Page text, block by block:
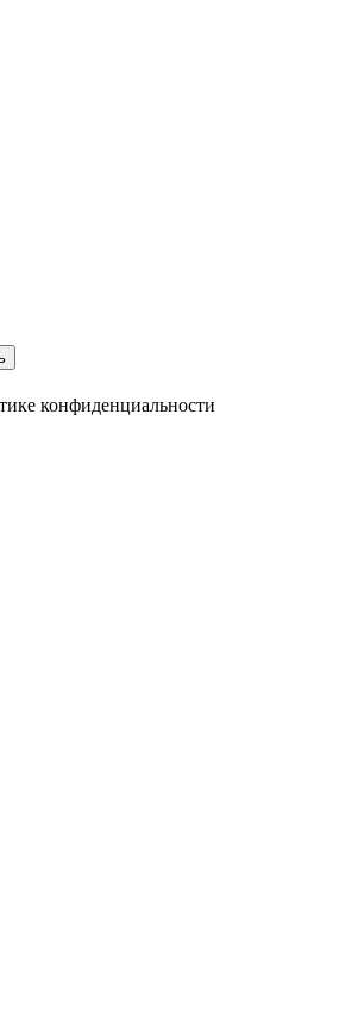
конфиденциальности